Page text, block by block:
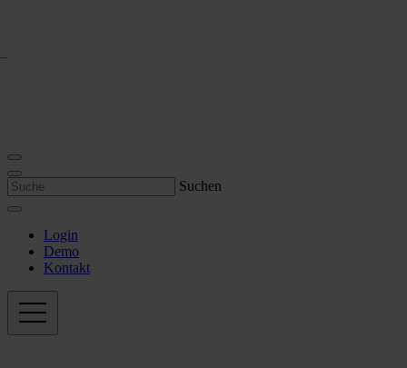
Suchen
Login
Demo
Kontakt